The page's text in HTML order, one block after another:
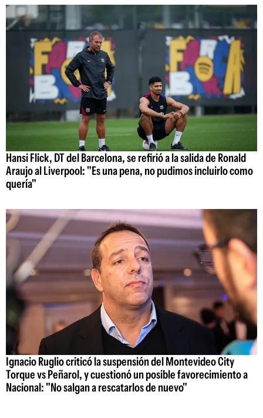
Hansi Flick, DT del Barcelona, se refirió a la salida de Ronald
Araujo al Liverpool: "Es una pena, no pudimos incluirlo como
quería"
Ignacio Ruglio criticó la suspensión del Montevideo City
Torque vs Peñarol, y cuestionó un posible favorecimiento a
Nacional: "No salgan a rescatarlos de nuevo"